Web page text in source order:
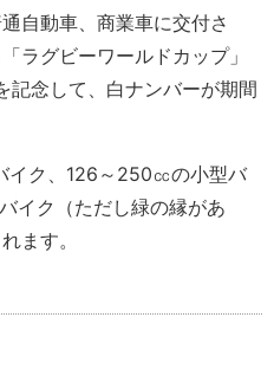
自動車、商業車に交付さ
ラグビーワールドカップ」
記念して、白ナンバーが期間
ク、126～250㏄の小型バ
イク（ただし緑の縁があ
ます。